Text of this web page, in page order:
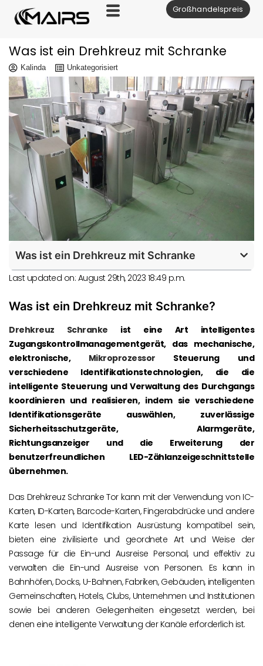
Zum
Inhalt
Großhandelspreis
Was ist ein Drehkreuz mit Schranke
Kalinda Unkategorisiert
Was ist ein Drehkreuz mit Schranke
Last updated on: August 29th, 2023 18:49 p.m.
Was ist ein Drehkreuz mit Schranke?
Drehkreuz Schranke ist eine Art intelligentes
Zugangskontrollmanagementgerät, das mechanische,
elektronische, Mikroprozessor Steuerung und
verschiedene Identifikationstechnologien, die die
intelligente Steuerung und Verwaltung des Durchgangs
koordinieren und realisieren, indem sie verschiedene
Identifikationsgeräte auswählen, zuverlässige
Sicherheitsschutzgeräte, Alarmgeräte,
Richtungsanzeiger und die Erweiterung der
benutzerfreundlichen LED-Zählanzeigeschnittstelle
übernehmen.
Das Drehkreuz Schranke Tor kann mit der Verwendung von IC-
Karten, ID-Karten, Barcode-Karten, Fingerabdrücke und andere
Karte lesen und Identifikation Ausrüstung kompatibel sein,
bieten eine zivilisierte und geordnete Art und Weise der
Passage für die Ein-und Ausreise Personal, und effektiv zu
verwalten die Ein-und Ausreise von Personen. Es kann in
Bahnhöfen, Docks, U-Bahnen, Fabriken, Gebäuden, intelligenten
Gemeinschaften, Hotels, Clubs, Unternehmen und Institutionen
sowie bei anderen Gelegenheiten eingesetzt werden, bei
denen eine intelligente Verwaltung der Kanäle erforderlich ist.